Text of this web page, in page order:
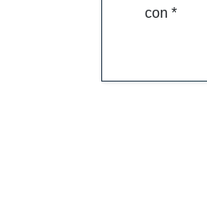
con *